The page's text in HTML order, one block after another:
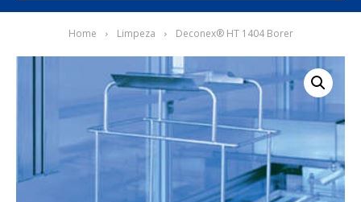
Home Limpeza Deconex® HT 1404 Borer